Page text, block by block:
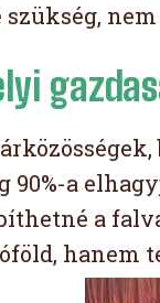
szükség,
90%-a
a
hanem